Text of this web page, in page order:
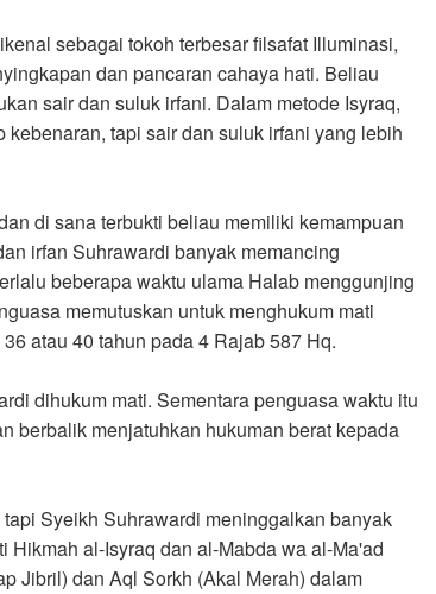
sebagai tokoh terbesar filsafat Illuminasi,
dan pancaran cahaya hati. Beliau
sair dan suluk irfani. Dalam metode Isyraq,
tapi sair dan suluk irfani yang lebih
di sana terbukti beliau memiliki kemampuan
irfan Suhrawardi banyak memancing
beberapa waktu ulama Halab menggunjing
memutuskan untuk menghukum mati
atau 40 tahun pada 4 Rajab 587 Hq.
dihukum mati. Sementara penguasa waktu itu
berbalik menjatuhkan hukuman berat kepada
Syeikh Suhrawardi meninggalkan banyak
al-Isyraq dan al-Mabda wa al-Ma'ad
Jibril) dan Aql Sorkh (Akal Merah) dalam